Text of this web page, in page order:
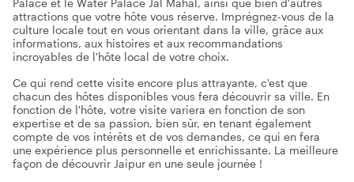
Palace et le Water Palace Jal Mahal, ainsi que bien d'autres
attractions que votre hôte vous réserve. Imprégnez-vous de la
culture locale tout en vous orientant dans la ville, grâce aux
informations, aux histoires et aux recommandations
incroyables de l'hôte local de votre choix.
Ce qui rend cette visite encore plus attrayante, c'est que
chacun des hôtes disponibles vous fera découvrir sa ville. En
fonction de l'hôte, votre visite variera en fonction de son
expertise et de sa passion, bien sûr, en tenant également
compte de vos intérêts et de vos demandes, ce qui en fera
une expérience plus personnelle et enrichissante. La meilleure
façon de découvrir Jaipur en une seule journée !